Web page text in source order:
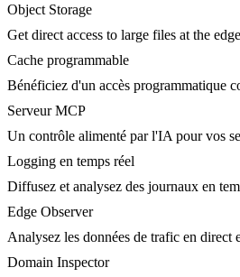
Object Storage
Get direct access to large files at the
Cache programmable
Bénéficiez d'un accès programmatique
Serveur MCP
Un contrôle alimenté par l'IA pour vos
Logging en temps réel
Diffusez et analysez des journaux en
Edge Observer
Analysez les données de trafic en direct
Domain Inspector